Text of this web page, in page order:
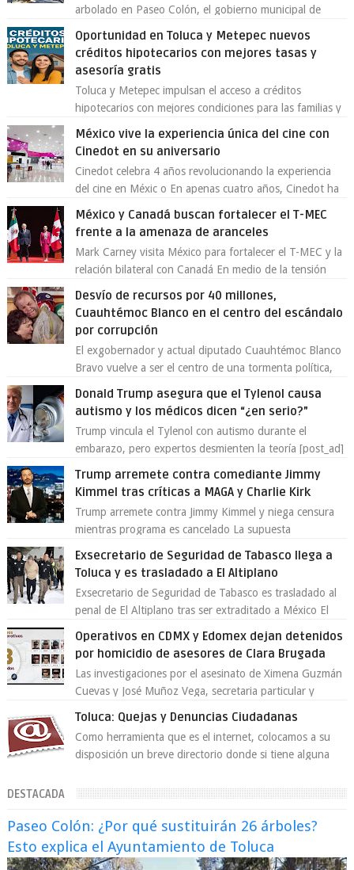
arbolado en Paseo Colón, el gobierno municipal de
Oportunidad en Toluca y Metepec nuevos
créditos hipotecarios con mejores tasas y
asesoría gratis
Toluca y Metepec impulsan el acceso a créditos
hipotecarios con mejores condiciones para las familias y
México vive la experiencia única del cine con
Cinedot en su aniversario
Cinedot celebra 4 años revolucionando la experiencia
del cine en Méxic o En apenas cuatro años, Cinedot ha
México y Canadá buscan fortalecer el T-MEC
frente a la amenaza de aranceles
Mark Carney visita México para fortalecer el T-MEC y la
relación bilateral con Canadá En medio de la tensión
comercial provocada por la ofen...
Desvío de recursos por 40 millones,
Cuauhtémoc Blanco en el centro del escándalo
por corrupción
El exgobernador y actual diputado Cuauhtémoc Blanco
Bravo vuelve a ser el centro de una tormenta política,
Donald Trump asegura que el Tylenol causa
autismo y los médicos dicen “¿en serio?”
Trump vincula el Tylenol con autismo durante el
embarazo, pero expertos desmienten la teoría [post_ad]
Trump arremete contra comediante Jimmy
Kimmel tras críticas a MAGA y Charlie Kirk
Trump arremete contra Jimmy Kimmel y niega censura
mientras programa es cancelado La supuesta
Exsecretario de Seguridad de Tabasco llega a
Toluca y es trasladado a El Altiplano
Exsecretario de Seguridad de Tabasco es trasladado al
penal de El Altiplano tras ser extraditado a México El
Operativos en CDMX y Edomex dejan detenidos
por homicidio de asesores de Clara Brugada
Las investigaciones por el asesinato de Ximena Guzmán
Cuevas y José Muñoz Vega, secretaria particular y
Toluca: Quejas y Denuncias Ciudadanas
Como herramienta que es el internet, colocamos a su
disposición un breve directorio donde si tiene alguna
DESTACADA
Paseo Colón: ¿Por qué sustituirán 26 árboles?
Esto explica el Ayuntamiento de Toluca